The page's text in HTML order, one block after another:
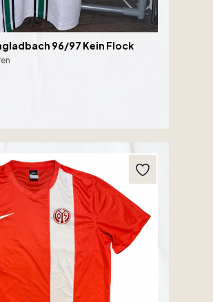
96/97 Kein Flock